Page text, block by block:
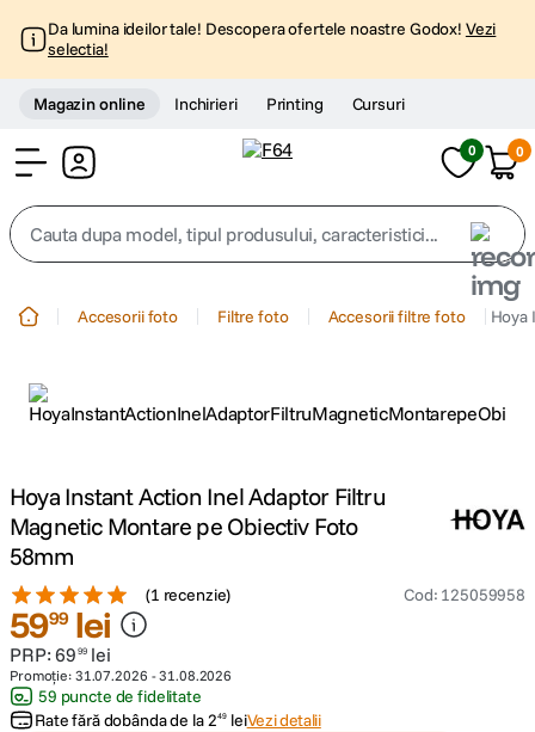
Da lumina ideilor tale! Descopera ofertele noastre Godox! Vezi
selectia!
Magazin online Inchirieri Printing Cursuri
0 0
Cauta dupa model, tipul produsului, caracteristici...
2. trepied
4. peak design
5. canon sx740 hs
6 lavaliera
7. card memorie
Accesorii foto Filtre foto Accesorii filtre foto Hoya
Hoya Instant Action Inel Adaptor Filtru
Magnetic Montare pe Obiectiv Foto
58mm
(1 recenzie) Cod: 125059958
5999 lei
PRP:69 99 lei
Promoție: 31.07.2026 -31.08.2026
59 puncte de fidelitate
Rate fără dobânda de la249 leiVezi detalii